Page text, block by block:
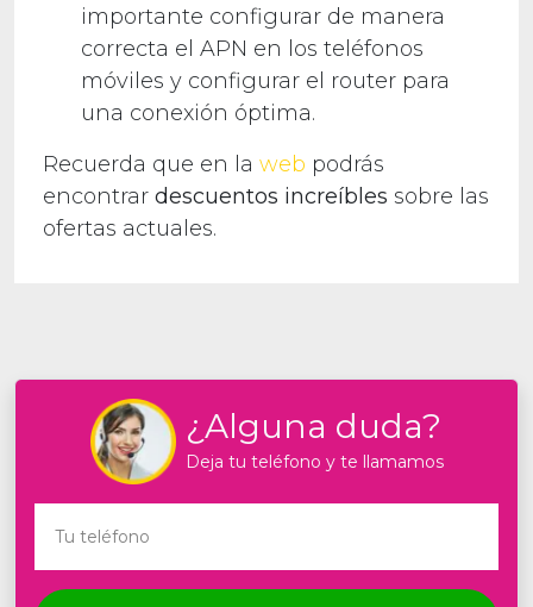
importante configurar de manera
correcta el APN en los teléfonos
móviles y configurar el router para
una conexión óptima.
Recuerda que en la web podrás
encontrar descuentos increíbles sobre las
ofertas actuales.
¿Alguna duda?
Deja tu teléfono y te llamamos